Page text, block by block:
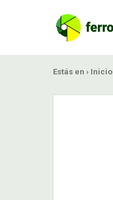
Estás en › Inicio